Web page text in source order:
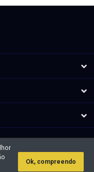
de autor &cópia; 2026 TM
Ok, compreendo